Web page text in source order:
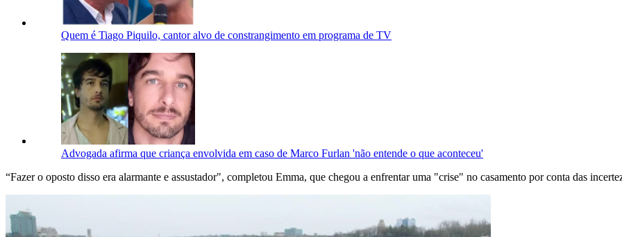
Quem é Tiago Piquilo, cantor alvo de constrangimento em programa de TV
Advogada afirma que criança envolvida em caso de Marco Furlan 'não entende o que aconteceu'
“Fazer o oposto disso era alarmante e assustador", completou Emma, que chegou a enfrentar uma "crise" no casamento por conta das